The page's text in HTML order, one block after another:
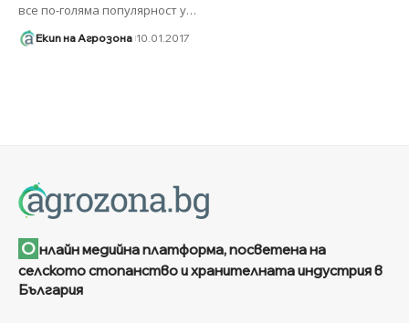
все по-голяма популярност у…
Екип на Агрозона 10.01.2017
О нлайн медийна платформа, посветена на
селското стопанство и хранителната индустрия в
България